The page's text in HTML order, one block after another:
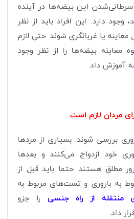
این بیضه‌ها در آینده
دارد. این افراد باید از نظر
یا غربالگری شوند. حتی لازم
معاینه بیضه‌ها را از نظر وجود
آموزش داد.
بررسی شوند. بسیاری از مردها
خود ازدواج می‌کنند و بعدها
مطلق هستند. حتما باید قبل از
به باروری و تست‌های مربوط به
منتقله از راه جنسی را جزو
داد.